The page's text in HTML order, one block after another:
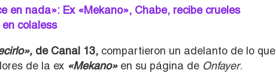
en nada»: Ex «Mekano», Chabe, recibe crueles
colaless
de Canal 13, compartieron un adelanto de lo que
de la ex «Mekano»en su página de Onfayer.